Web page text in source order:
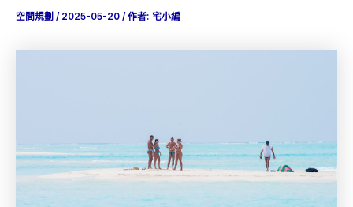
空間規劃 / 2025-05-20 / 作者: 宅小編